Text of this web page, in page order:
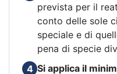
prevista per il
conto delle sole
speciale e di
pena di specie
4 Si applica il